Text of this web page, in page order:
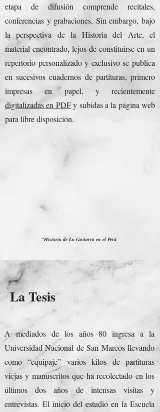
etapa de difusión comprende recitales,
conferencias y grabaciones. Sin embargo, bajo
la perspectiva de la Historia del Arte, el
material encontrado, lejos de constituirse en un
repertorio personalizado y exclusivo se publica
en sucesivos cuadernos de partituras, primero
impresas en papel, y recientemente
digitalizadas en PDFy subidas a la página web
para libre disposición.
“Historia de La Guitarra en el Perú
La Tesis
A mediados de los años 80 ingresa a la
Universidad Nacional de San Marcos llevando
como “equipaje” varios kilos de partituras
viejas y manuscritos que ha recolectado en los
últimos dos años de intensas visitas y
entrevistas. El inicio del estudio en la Escuela